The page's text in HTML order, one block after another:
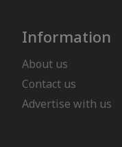
Information
About us
Contact us
Advertise with us